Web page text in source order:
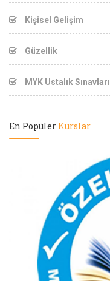
Kişisel Gelişim
Güzellik
MYK Ustalık Sınavları
En Popüler Kurslar